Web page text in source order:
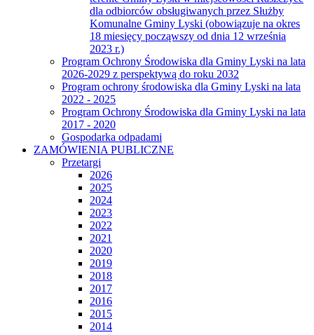
dla odbiorców obsługiwanych przez Służby
Komunalne Gminy Lyski (obowiązuje na okres
18 miesięcy począwszy od dnia 12 września
2023 r.)
Program Ochrony Środowiska dla Gminy Lyski na lata
2026-2029 z perspektywą do roku 2032
Program ochrony środowiska dla Gminy Lyski na lata
2022 - 2025
Program Ochrony Środowiska dla Gminy Lyski na lata
2017 - 2020
Gospodarka odpadami
ZAMÓWIENIA PUBLICZNE
Przetargi
2026
2025
2024
2023
2022
2021
2020
2019
2018
2017
2016
2015
2014